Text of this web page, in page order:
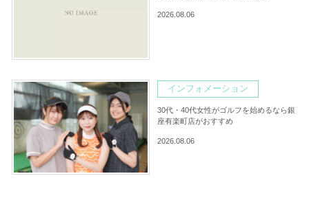
2026.08.06
インフォメーション
30代・40代女性がゴルフを始めるなら銀
座有楽町店がおすすめ
2026.08.06